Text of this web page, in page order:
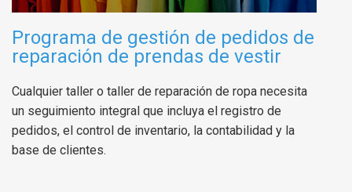
Programa de gestión de pedidos de
reparación de prendas de vestir
Cualquier taller o taller de reparación de ropa necesita
un seguimiento integral que incluya el registro de
pedidos, el control de inventario, la contabilidad y la
base de clientes.